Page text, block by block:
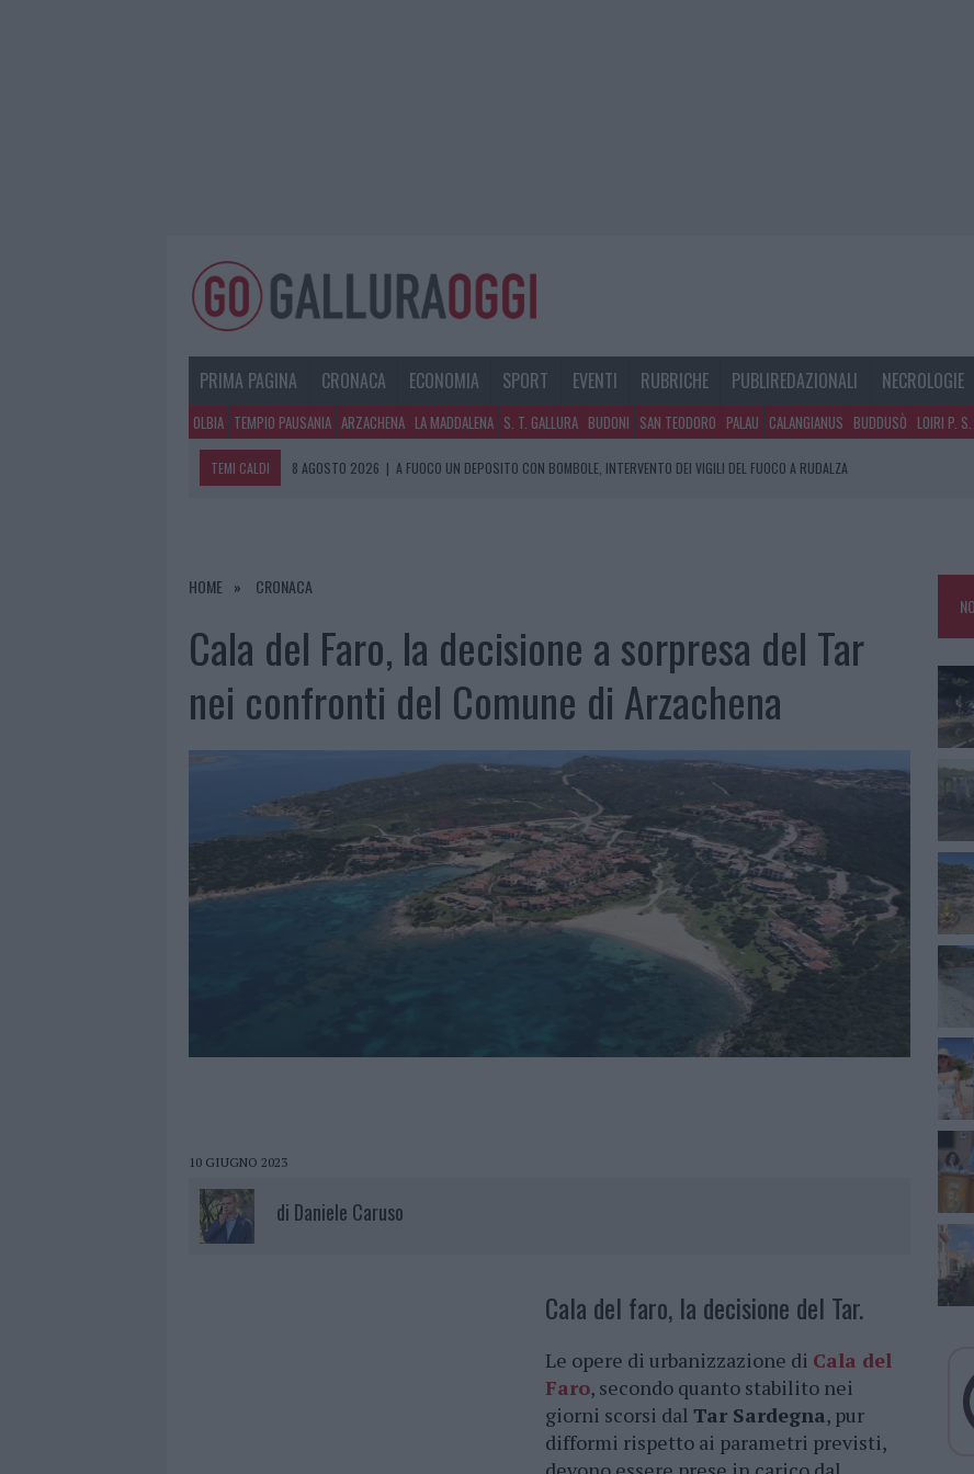
PRIMA PAGINA CRONACA ECONOMIA SPORT EVENTI RUBRICHE PUBLIREDAZIONALI NECROLOGIE
OLBIA TEMPIO PAUSANIA ARZACHENA LA MADDALENA S. T. GALLURA BUDONI SAN TEODORO PALAU CALANGIANUS BUDDUSÒ LOIRI P.
TEMI CALDI 8 AGOSTO 2026 | A FUOCO UN DEPOSITO CON BOMBOLE, INTERVENTO DEI VIGILI DEL FUOCO A RUDALZA
7 AGOSTO 2026
|
HOME CRONACA
Cala del Faro, la decisione a sorpresa del Tar
nei confronti del Comune di Arzachena
10 GIUGNO 2023
di Daniele Caruso
Cala del faro, la decisione del Tar.
Le opere di urbanizzazione di Cala del
Faro, secondo quanto stabilito nei
giorni scorsi dal Tar Sardegna, pur
difformi rispetto ai parametri previsti,